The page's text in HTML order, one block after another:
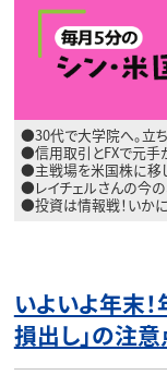
●30代で大学院へ。立
●信用取引とFXで元
●主戦場を米国株に移
●レイチェルさんの今の
●投資は情報戦！いかに
いよいよ年末
損出し」の注意